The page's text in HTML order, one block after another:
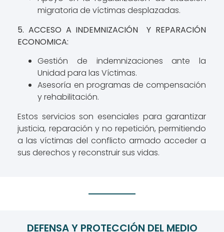
migratoria de víctimas desplazadas.
5. ACCESO A INDEMNIZACIÓN Y REPARACIÓN
ECONOMICA:
Gestión de indemnizaciones ante la
Unidad para las Víctimas.
Asesoría en programas de compensación
y rehabilitación.
Estos servicios son esenciales para garantizar
justicia, reparación y no repetición, permitiendo
a las víctimas del conflicto armado acceder a
sus derechos y reconstruir sus vidas.
DEFENSA Y PROTECCIÓN DEL MEDIO